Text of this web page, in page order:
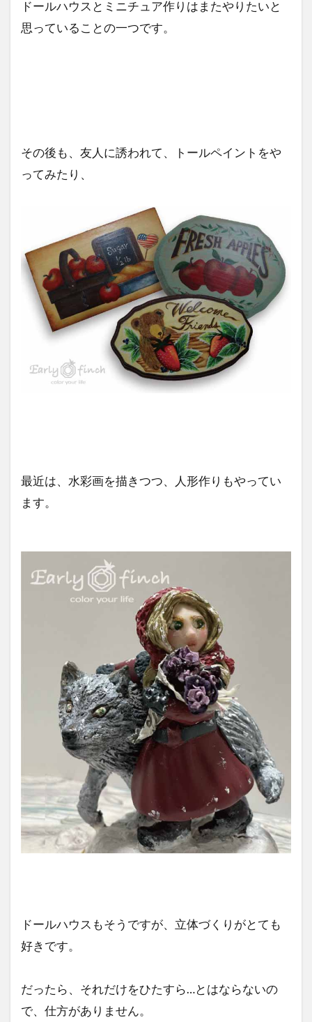
ドールハウスとミニチュア作りはまたやりたいと
思っていることの一つです。
その後も、友人に誘われて、トールペイントをや
ってみたり、
最近は、水彩画を描きつつ、人形作りもやってい
ます。
ドールハウスもそうですが、立体づくりがとても
好きです。
だったら、それだけをひたすら…とはならないの
で、仕方がありません。